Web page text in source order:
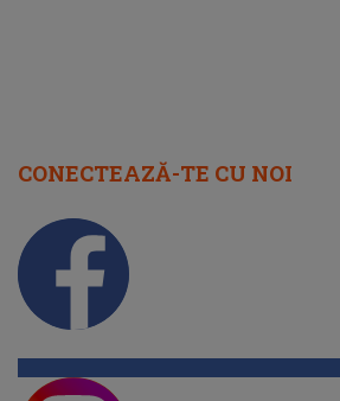
CONECTEAZĂ-TE CU NOI